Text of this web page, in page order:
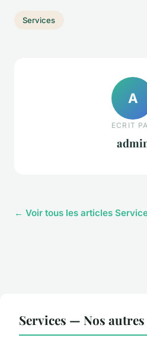
Services
A
ECRIT
← Voir tous les articles
Services — Nos